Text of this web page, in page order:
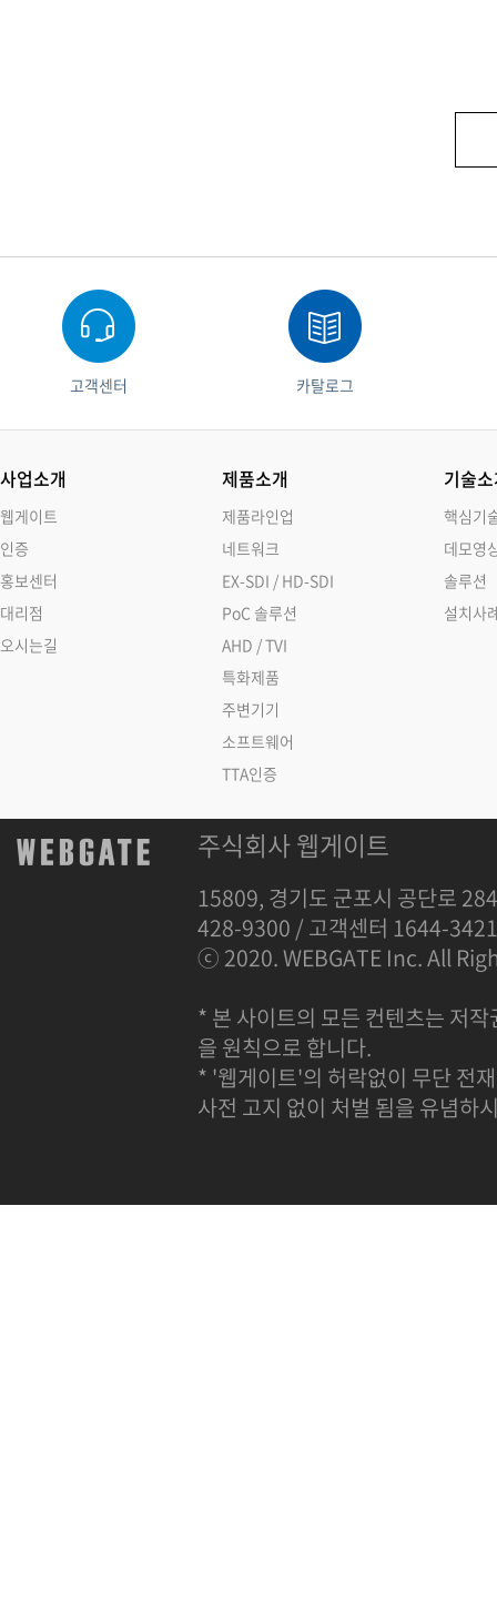
고객센터 카탈로그
사업소개
웹게이트
인증
홍보센터
대리점
오시는길
제품소개
제품라인업
네트워크
EX-SDI / HD-SDI
PoC 솔루션
AHD / TVI
특화제품
주변기기
소프트웨어
TTA인증
기술
핵심기
데모영
솔루션
설치사
주식회사 웹게이트
15809, 경기도 군포시 공단로
428-9300 / 고객센터 1644-
ⓒ 2020. WEBGATE Inc. All
* 본 사이트의 모든 컨텐츠는 저
을 원칙으로 합니다.
* '웹게이트'의 허락없이 무단 전
사전 고지 없이 처벌 됨을 유념하